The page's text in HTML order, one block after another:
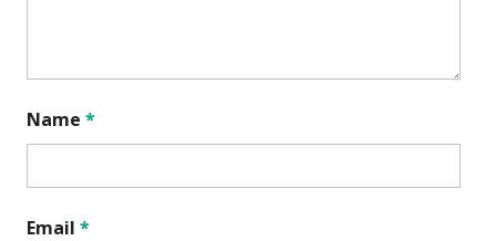
Name *
Email *